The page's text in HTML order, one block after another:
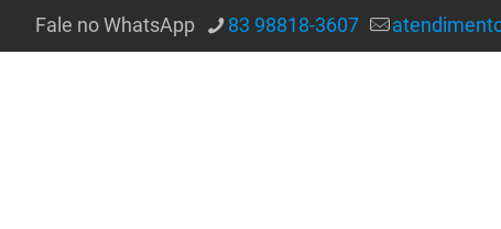
Fale no WhatsApp 83 98818-3607